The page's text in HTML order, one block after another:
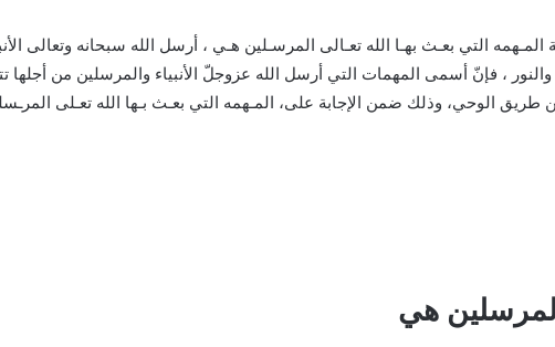
التي بعـث بهـا الله تعـالى المرسـلين هـي ، أرسل الله سبحانه وتعالى
، فإنّ أسمى المهمات التي أرسل الله عزوجلّ الأنبياء والمرسلين من
طريق الوحي، وذلك ضمن الإجابة على، المـهمه التي بعـث بـها الله تعـلى
هي